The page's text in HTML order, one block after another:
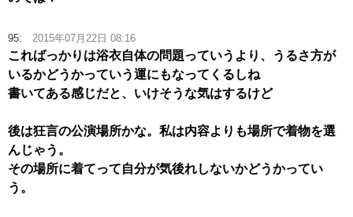
95: 2015年07月22日 08:16
こればっかりは浴衣自体の問題っていうより、うるさ方が
いるかどうかっていう運にもなってくるしね
書いてある感じだと、いけそうな気はするけど
後は狂言の公演場所かな。私は内容よりも場所で着物を選
んじゃう。
その場所に着てって自分が気後れしないかどうかってい
う。